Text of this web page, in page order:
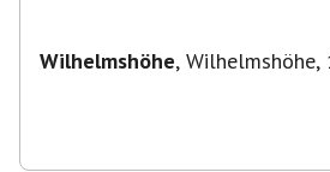
Wilhelmshöhe, Wilhelmshöhe,